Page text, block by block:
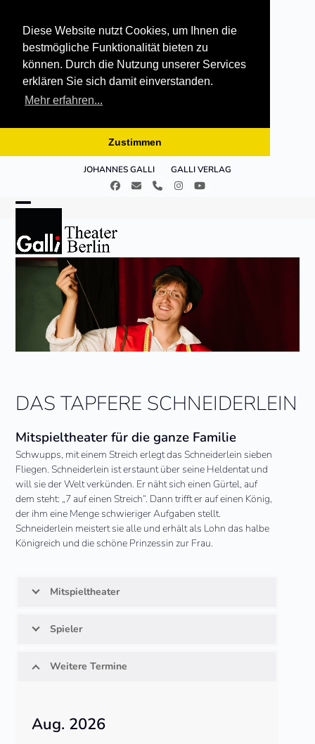
Diese Website nutzt Cookies, um Ihnen die
bestmögliche Funktionalität bieten zu
können. Durch die Nutzung unserer Services
erklären Sie sich damit einverstanden.
Mehr erfahren...
Zustimmen
JOHANNES GALLI GALLI VERLAG
Facebook
E- TelefonInstagramYouTube
mobile
menu
mobile
menu
DAS TAPFERE SCHNEIDERLEIN
Mitspieltheater für die ganze Familie
Schwupps, mit einem Streich erlegt das Schneiderlein sieben
Fliegen. Schneiderlein ist erstaunt über seine Heldentat und
will sie der Welt verkünden. Er näht sich einen Gürtel, auf
dem steht: „7 auf einen Streich“. Dann trifft er auf einen König,
der ihm eine Menge schwieriger Aufgaben stellt.
Schneiderlein meistert sie alle und erhält als Lohn das halbe
Königreich und die schöne Prinzessin zur Frau.
Mitspieltheater
Spieler
Weitere Termine
Aug. 2026